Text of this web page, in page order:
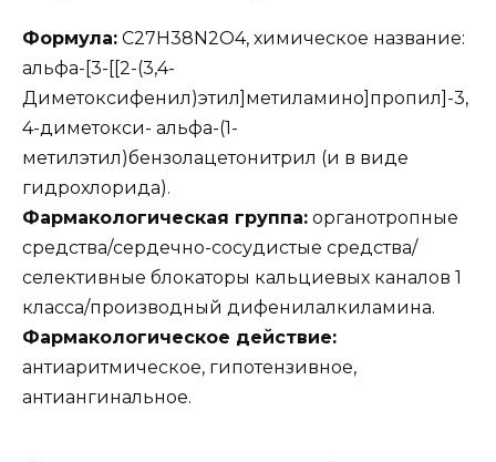
Формула: C27H38N2O4, химическое название:
альфа-[3-[[2-(3,4-
Диметоксифенил)этил]метиламино]пропил]-3,
4-диметокси- альфа-(1-
метилэтил)бензолацетонитрил (и в виде
гидрохлорида).
Фармакологическая группа: органотропные
средства/сердечно-сосудистые средства/
селективные блокаторы кальциевых каналов 1
класса/производный дифенилалкиламина.
Фармакологическое действие:
антиаритмическое, гипотензивное,
антиангинальное.